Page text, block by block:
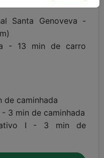
Santa Genoveva -
- 13 min de carro
de caminhada
3 min de caminhada
I - 3 min de